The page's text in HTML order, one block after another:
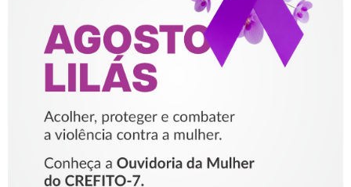
AGOSTO LILÁS – ACOLHER,
PROTEGER E COMBATER A
VIOLÊNCIA CONTRA A
MULHER